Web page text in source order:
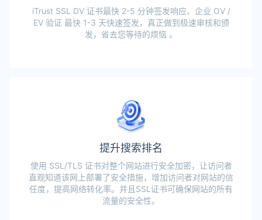
iTrust SSL DV 证书最快 2-5 分钟签发响应、企业 OV /
EV 验证 最快 1-3 天快速签发，真正做到极速审核和颁
发，省去您等待的烦恼 。
提升搜索排名
使用 SSL/TLS 证书对整个网站进行安全加密，让访问者
直观知道该网上部署了安全措施，增加访问者对网站的信
任度，提高网络转化率。并且SSL证书可确保网站的所有
流量的安全性。